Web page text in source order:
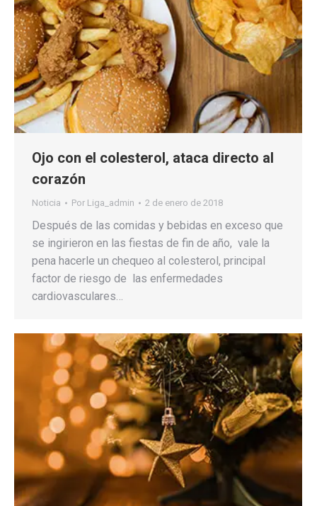
Ojo con el colesterol, ataca directo al
corazón
Noticia Por Liga_admin 2 de enero de 2018
Después de las comidas y bebidas en exceso que
se ingirieron en las fiestas de fin de año, vale la
pena hacerle un chequeo al colesterol, principal
factor de riesgo de las enfermedades
cardiovasculares…